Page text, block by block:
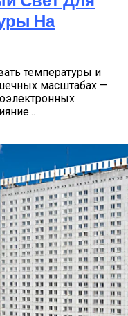
На
температуры и
масштабах —